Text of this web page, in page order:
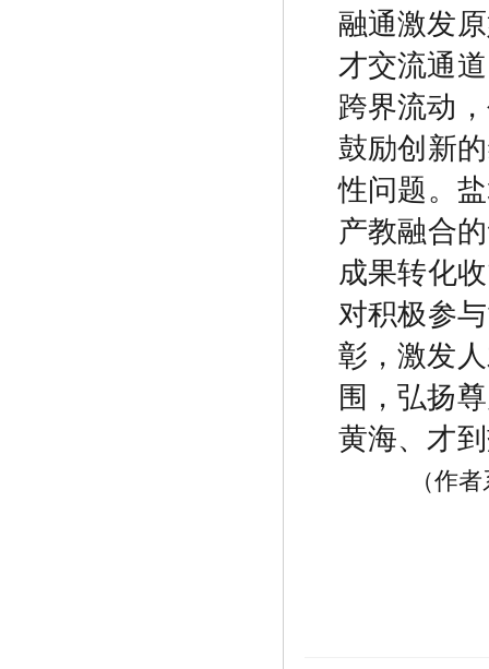
融通激发
才交流通
跨界流动
鼓励创新
性问题。
产教融合
成果转化
对积极参
彰，激发
围，弘扬
黄海、才
（作